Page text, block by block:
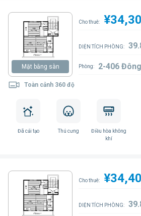
Mặt bằng sàn
Toàn cảnh 360 độ
Cho thuê:
DIỆN TÍCH PHÒNG:
Phòng: 2-406
Đã cải tạo Thú cưng
Điều hòa không
khí
Cho thuê:
DIỆN TÍCH PHÒNG: